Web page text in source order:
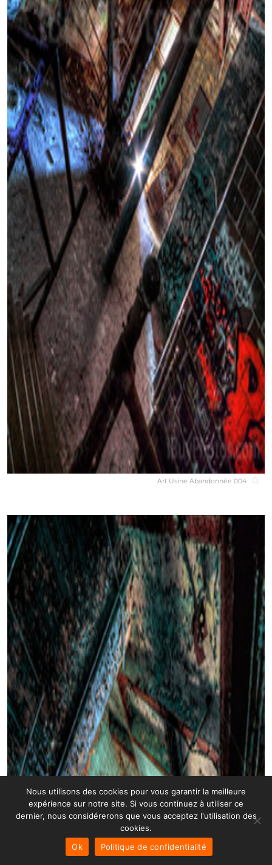
Art Usine Abandonnée 004
Nous utilisons des cookies pour vous garantir la meilleure
expérience sur notre site. Si vous continuez à utiliser ce
dernier, nous considérerons que vous acceptez l'utilisation des
cookies.
Ok
Politique de confidentialité